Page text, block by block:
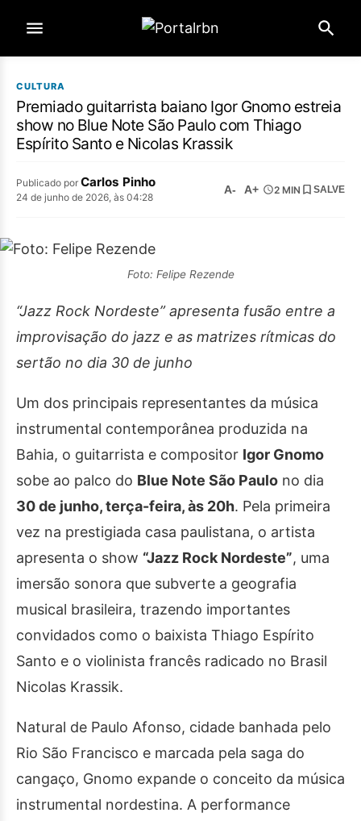
CULTURA
Premiado guitarrista baiano Igor Gnomo estreia
show no Blue Note São Paulo com Thiago
Espírito Santo e Nicolas Krassik
Publicado por Carlos Pinho
24 de junho de 2026, às 04:28
A- A+ 2 MIN SALVE
Foto: Felipe Rezende
“Jazz Rock Nordeste” apresenta fusão entre a
improvisação do jazz e as matrizes rítmicas do
sertão no dia 30 de junho
Um dos principais representantes da música
instrumental contemporânea produzida na
Bahia, o guitarrista e compositor Igor Gnomo
sobe ao palco do Blue Note São Paulo no dia
30 de junho, terça-feira, às 20h. Pela primeira
vez na prestigiada casa paulistana, o artista
apresenta o show “Jazz Rock Nordeste”, uma
imersão sonora que subverte a geografia
musical brasileira, trazendo importantes
convidados como o baixista Thiago Espírito
Santo e o violinista francês radicado no Brasil
Nicolas Krassik.
Natural de Paulo Afonso, cidade banhada pelo
Rio São Francisco e marcada pela saga do
cangaço, Gnomo expande o conceito da música
instrumental nordestina. A performance